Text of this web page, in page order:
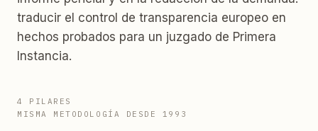
traducir el control de transparencia europeo en
hechos probados para un juzgado de Primera
Instancia.
4 PILARES
MISMA METODOLOGÍA DESDE 1993